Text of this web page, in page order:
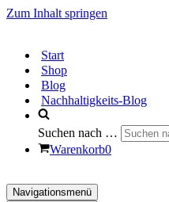
Zum Inhalt springen
Start
Shop
Blog
Nachhaltigkeits-Blog
Suchen nach …
Warenkorb0
Navigationsmenü